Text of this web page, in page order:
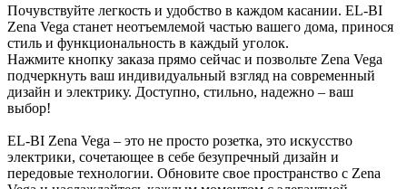
Почувствуйте легкость и удобство в каждом касании. EL-BI
Zena Vega станет неотъемлемой частью вашего дома, принося
стиль и функциональность в каждый уголок.
Нажмите кнопку заказа прямо сейчас и позвольте Zena Vega
подчеркнуть ваш индивидуальный взгляд на современный
дизайн и электрику. Доступно, стильно, надежно – ваш
выбор!
EL-BI Zena Vega – это не просто розетка, это искусство
электрики, сочетающее в себе безупречный дизайн и
передовые технологии. Обновите свое пространство с Zena